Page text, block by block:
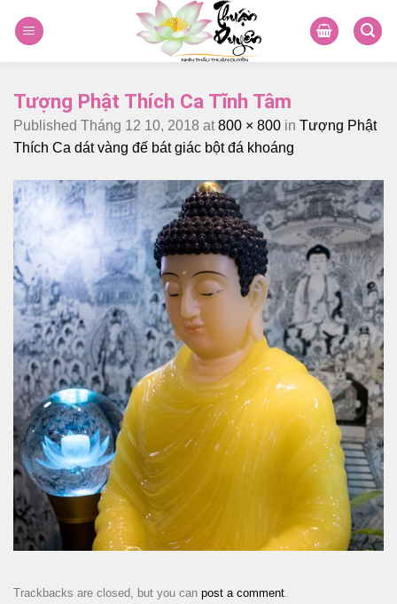
Tượng Phật Thích Ca Tĩnh Tâm
Published Tháng 12 10, 2018 at 800 × 800 in Tượng Phật
Thích Ca dát vàng đế bát giác bột đá khoáng
Trackbacks are closed, but you can post a comment.